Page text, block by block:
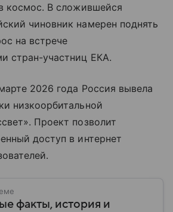
космос. В сложившейся
чиновник намерен поднять
на встрече
стран-участниц ЕКА.
2026 года Россия вывела
низкоорбитальной
Проект позволит
доступ в интернет
факты, история и